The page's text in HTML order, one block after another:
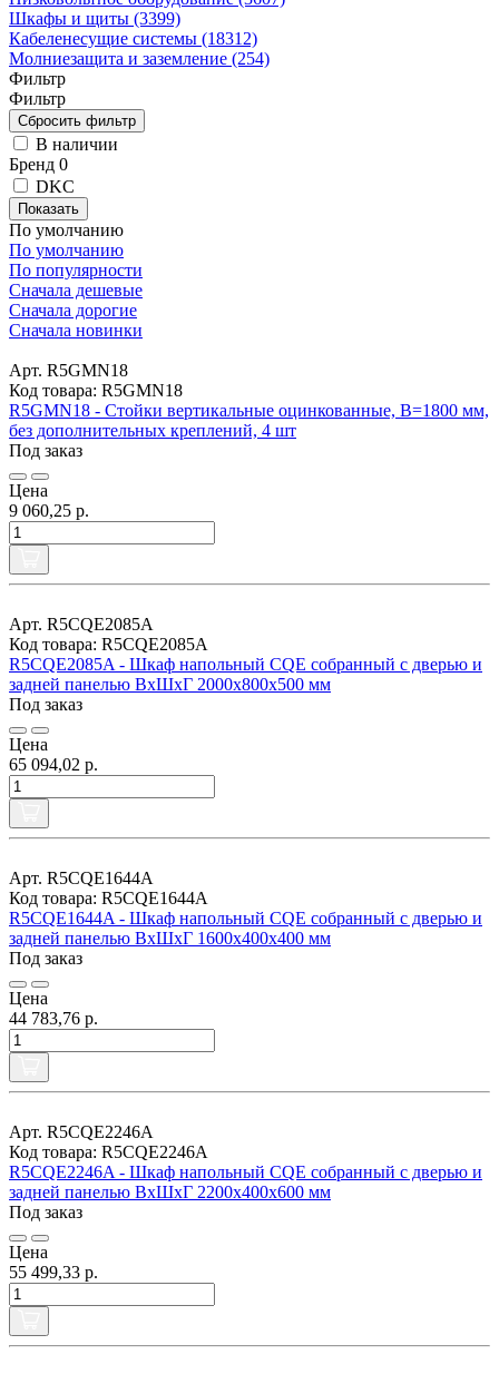
Шкафы и щиты (3399)
Кабеленесущие системы (18312)
Молниезащита и заземление (254)
Фильтр
Фильтр
В наличии
Бренд 0
DKC
Показать
По умолчанию
По умолчанию
По популярности
Сначала дешевые
Сначала дорогие
Сначала новинки
Арт. R5GMN18
Код товара: R5GMN18
R5GMN18 - Стойки вертикальные оцинкованные, В=1800 мм,
без дополнительных креплений, 4 шт
Под заказ
Цена
9 060,25 р.
Арт. R5CQE2085A
Код товара: R5CQE2085A
R5CQE2085A - Шкаф напольный CQE собранный с дверью и
задней панелью ВхШхГ 2000x800x500 мм
Под заказ
Цена
65 094,02 р.
Арт. R5CQE1644A
Код товара: R5CQE1644A
R5CQE1644A - Шкаф напольный CQE собранный с дверью и
задней панелью ВхШхГ 1600x400x400 мм
Под заказ
Цена
44 783,76 р.
Арт. R5CQE2246A
Код товара: R5CQE2246A
R5CQE2246A - Шкаф напольный CQE собранный с дверью и
задней панелью ВхШхГ 2200x400x600 мм
Под заказ
Цена
55 499,33 р.